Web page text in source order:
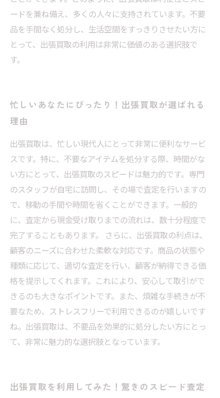
ードを兼ね備え、多くの人々に支持されています。不要
品を手間なく処分し、生活空間をすっきりさせたい方に
とって、出張買取の利用は非常に価値のある選択肢で
す。
忙しいあなたにぴったり！出張買取が選ばれる
理由
出張買取は、忙しい現代人にとって非常に便利なサービ
スです。特に、不要なアイテムを処分する際、時間がな
い方にとって、出張買取のスピードは魅力的です。専門
のスタッフが自宅に訪問し、その場で査定を行いますの
で、移動の手間や時間を省くことができます。一般的
に、査定から現金受け取りまでの流れは、数十分程度で
完了することもあります。 さらに、出張買取の利点は、
顧客のニーズに合わせた柔軟な対応です。商品の状態や
種類に応じて、適切な査定を行い、顧客が納得できる価
格を提示してくれます。これにより、安心して取引がで
きるのも大きなポイントです。また、煩雑な手続きが不
要なため、ストレスフリーで利用できるのが嬉しいです
ね。出張買取は、不要品を効果的に処分したい方にとっ
て、非常に魅力的な選択肢となっています。
出張買取を利用してみた！驚きのスピード査定